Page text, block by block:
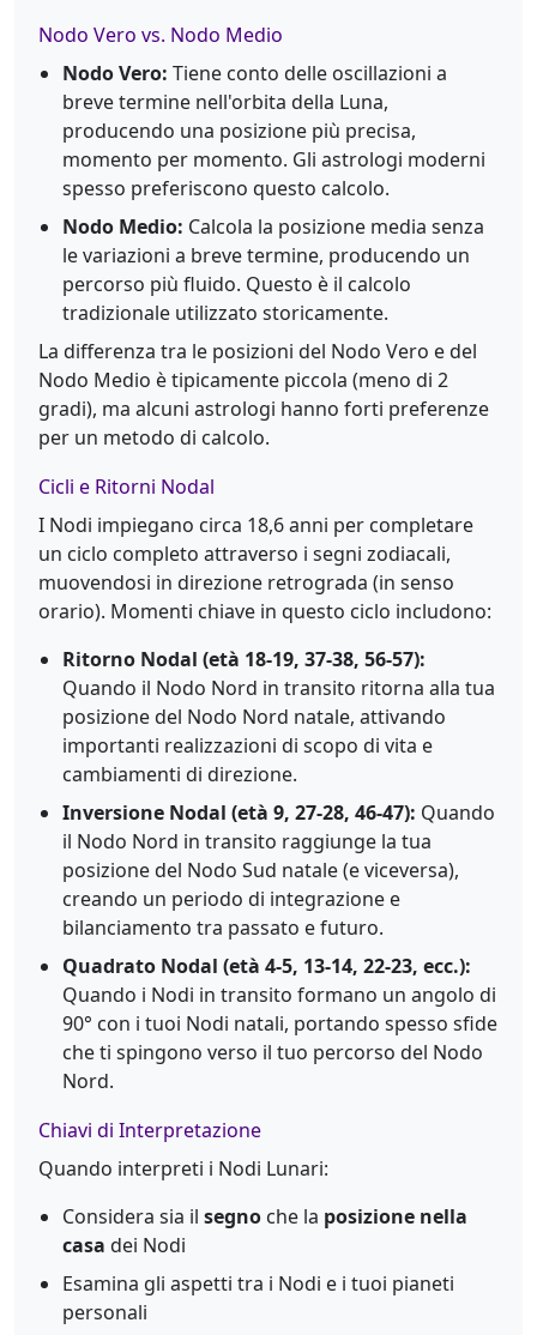
Nodo Vero vs. Nodo Medio
Nodo Vero: Tiene conto delle oscillazioni a
breve termine nell'orbita della Luna,
producendo una posizione più precisa,
momento per momento. Gli astrologi moderni
spesso preferiscono questo calcolo.
Nodo Medio: Calcola la posizione media senza
le variazioni a breve termine, producendo un
percorso più fluido. Questo è il calcolo
tradizionale utilizzato storicamente.
La differenza tra le posizioni del Nodo Vero e del
Nodo Medio è tipicamente piccola (meno di 2
gradi), ma alcuni astrologi hanno forti preferenze
per un metodo di calcolo.
Cicli e Ritorni Nodal
I Nodi impiegano circa 18,6 anni per completare
un ciclo completo attraverso i segni zodiacali,
muovendosi in direzione retrograda (in senso
orario). Momenti chiave in questo ciclo includono:
Ritorno Nodal (età 18-19, 37-38, 56-57):
Quando il Nodo Nord in transito ritorna alla tua
posizione del Nodo Nord natale, attivando
importanti realizzazioni di scopo di vita e
cambiamenti di direzione.
Inversione Nodal (età 9, 27-28, 46-47): Quando
il Nodo Nord in transito raggiunge la tua
posizione del Nodo Sud natale (e viceversa),
creando un periodo di integrazione e
bilanciamento tra passato e futuro.
Quadrato Nodal (età 4-5, 13-14, 22-23, ecc.):
Quando i Nodi in transito formano un angolo di
90° con i tuoi Nodi natali, portando spesso sfide
che ti spingono verso il tuo percorso del Nodo
Nord.
Chiavi di Interpretazione
Quando interpreti i Nodi Lunari:
Considera sia il segno che la posizione nella
casa dei Nodi
Esamina gli aspetti tra i Nodi e i tuoi pianeti
personali